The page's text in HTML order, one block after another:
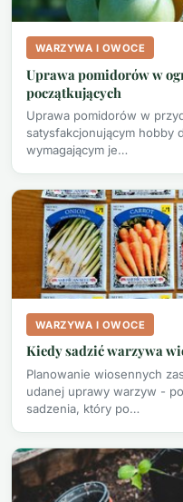
WARZYWA I OWOCE
Uprawa pomidorów w
początkujących
Uprawa pomidorów w
satysfakcjonującym hobby
wymagającym je…
WARZYWA I OWOCE
Kiedy sadzić warzywa
Planowanie wiosennych
udanej uprawy warzyw -
sadzenia, który po…